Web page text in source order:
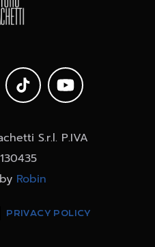
S.r.l. P.IVA
Robin
PRIVACY POLICY